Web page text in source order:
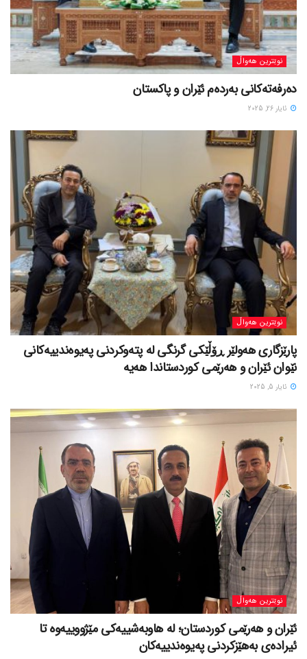
نوێترین هەواڵ
دەرفەتەکانی بەردەم ئێران و پاکستان
ئایار 26, 2025
نوێترین هەواڵ
پارێزگاری هەولێر ڕۆڵێکی گرنگی لە پتەوکردنی پەیوەندییەکانی
نێوان ئێران و هەرێمی کوردستاندا هەیە
ئایار 5, 2025
نوێترین هەواڵ
ئێران و هەرێمی کوردستان؛ لە هاوبەشییەکی مێژووییەوە تا
ئیرادەی بەهێزکردنی پەیوەندییەکان